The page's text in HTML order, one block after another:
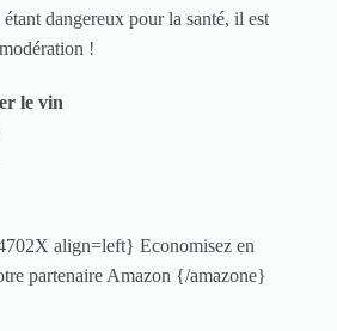
dangereux pour la santé, il est
!
le vin
align=left} Economisez en
partenaire Amazon {/amazone}